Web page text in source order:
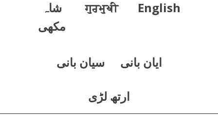
English
ਗੁਰਮੁਖੀ
شاہ
مکھی
ايان بانی سيان بانی
ارتھ لڑی